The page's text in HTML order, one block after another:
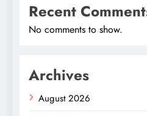
Recent
No comments to show.
Archives
August 2026